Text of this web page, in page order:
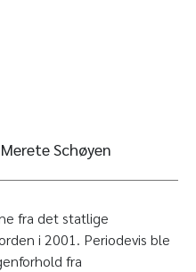
Schøyen
fra det statlige
i 2001. Periodevis ble
fra